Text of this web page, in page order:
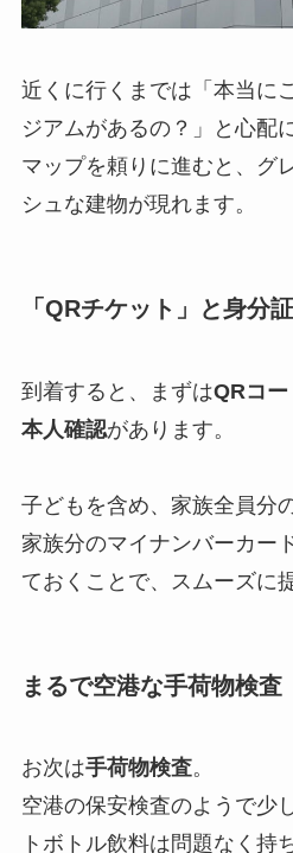
近くに行くまでは「本当に
ジアムがあるの？」と心配
マップを頼りに進むと、グ
シュな建物が現れます。
「QRチケット」と身分
到着すると、まずはQRコー
本人確認があります。
子どもを含め、家族全員分
家族分のマイナンバーカー
ておくことで、スムーズに
まるで空港な手荷物検査
お次は手荷物検査。
空港の保安検査のようで少
トボトル飲料は問題なく持